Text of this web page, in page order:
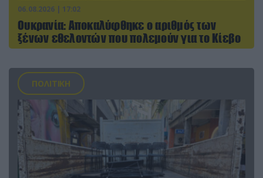
06.08.2026 | 17:02
Ουκρανία: Αποκαλύφθηκε ο αριθμός των
ξένων εθελοντών που πολεμούν για το Κίεβο
ΠΟΛΙΤΙΚΗ